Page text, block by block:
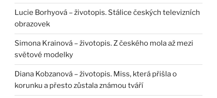
Lucie Borhyová – životopis. Stálice českých televizních
obrazovek
Simona Krainová – životopis. Z českého mola až mezi
světové modelky
Diana Kobzanová – životopis. Miss, která přišla o
korunku a přesto zůstala známou tváří